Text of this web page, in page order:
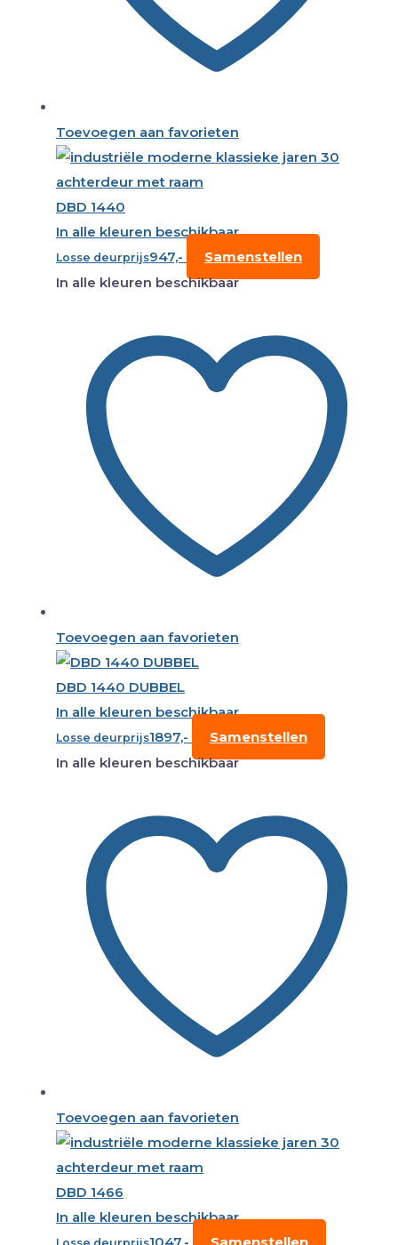
Toevoegen aan favorieten
DBD 1440
In alle kleuren beschikbaar
Losse deurprijs947,-
Samenstellen
In alle kleuren beschikbaar
Toevoegen aan favorieten
DBD 1440 DUBBEL
In alle kleuren beschikbaar
Losse deurprijs1897,-
Samenstellen
In alle kleuren beschikbaar
Toevoegen aan favorieten
DBD 1466
In alle kleuren beschikbaar